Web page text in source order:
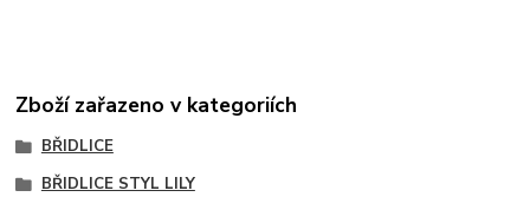
Zboží zařazeno v kategoriích
BŘIDLICE
BŘIDLICE STYL LILY